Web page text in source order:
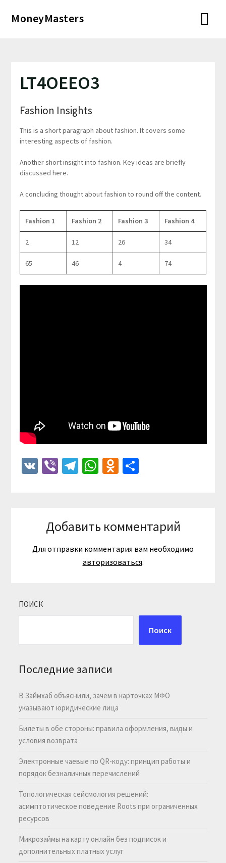
MoneyMasters
LT4OEEO3
Fashion Insights
This is a short paragraph about fashion. It covers some
interesting aspects of fashion.
Another short insight into fashion. Key ideas are briefly
discussed here.
A concluding thought about fashion to round off the content.
Fashion 1 Fashion 2 Fashion 3 Fashion 4
2 12 26 34
65 46 4 74
VKViberTelegram
WhatsApp
Odnoklassniki
Отправить
Добавить комментарий
Для отправки комментария вам необходимо
авторизоваться.
ПОИСК
Поиск
Последние записи
В Займхаб объяснили, зачем в карточках МФО
указывают юридические лица
Билеты в обе стороны: правила оформления, виды и
условия возврата
Электронные чаевые по QR-коду: принцип работы и
порядок безналичных перечислений
Топологическая сейсмология решений:
асимптотическое поведение Roots при ограниченных
ресурсов
Микрозаймы на карту онлайн без подписок и
дополнительных платных услуг